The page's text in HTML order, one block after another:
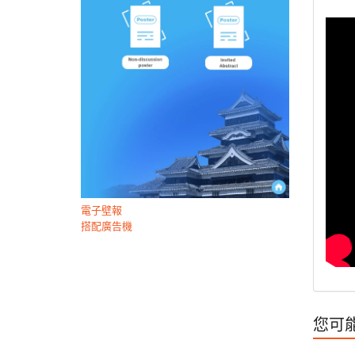
您可
電子壁報
搭配廣告機